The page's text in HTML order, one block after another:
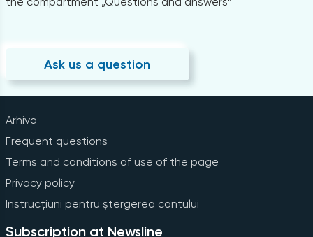
Ask us a question
Arhiva
Frequent questions
Terms and conditions of use of the page
Privacy policy
Instrucțiuni pentru ștergerea contului
Subscription at Newsline